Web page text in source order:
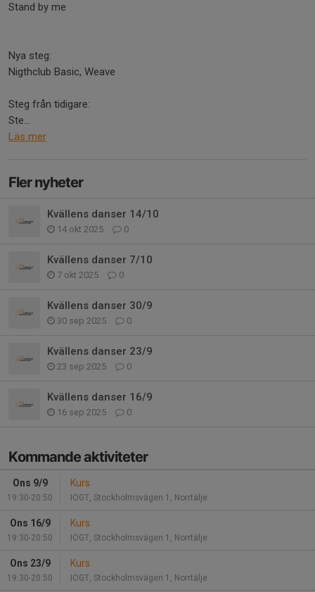
Stand by me
Nya steg:
Nigthclub Basic, Weave
Steg från tidigare:
Ste...
Läs mer
Fler nyheter
Kvällens danser 14/10
14 okt 2025 0
Kvällens danser 7/10
7 okt 2025 0
Kvällens danser 30/9
30 sep 2025 0
Kvällens danser 23/9
23 sep 2025 0
Kvällens danser 16/9
16 sep 2025 0
Kommande aktiviteter
Ons 9/9
19:30-20:50
Kurs
IOGT, Stockholmsvägen 1, Norrtälje
Ons 16/9
19:30-20:50
Kurs
IOGT, Stockholmsvägen 1, Norrtälje
Ons 23/9
19:30-20:50
Kurs
IOGT, Stockholmsvägen 1, Norrtälje